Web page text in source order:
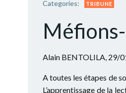
Categories: TRIBUNE
Alain BENTOLILA, 29/
A toutes les étapes de
L’apprentissage de la